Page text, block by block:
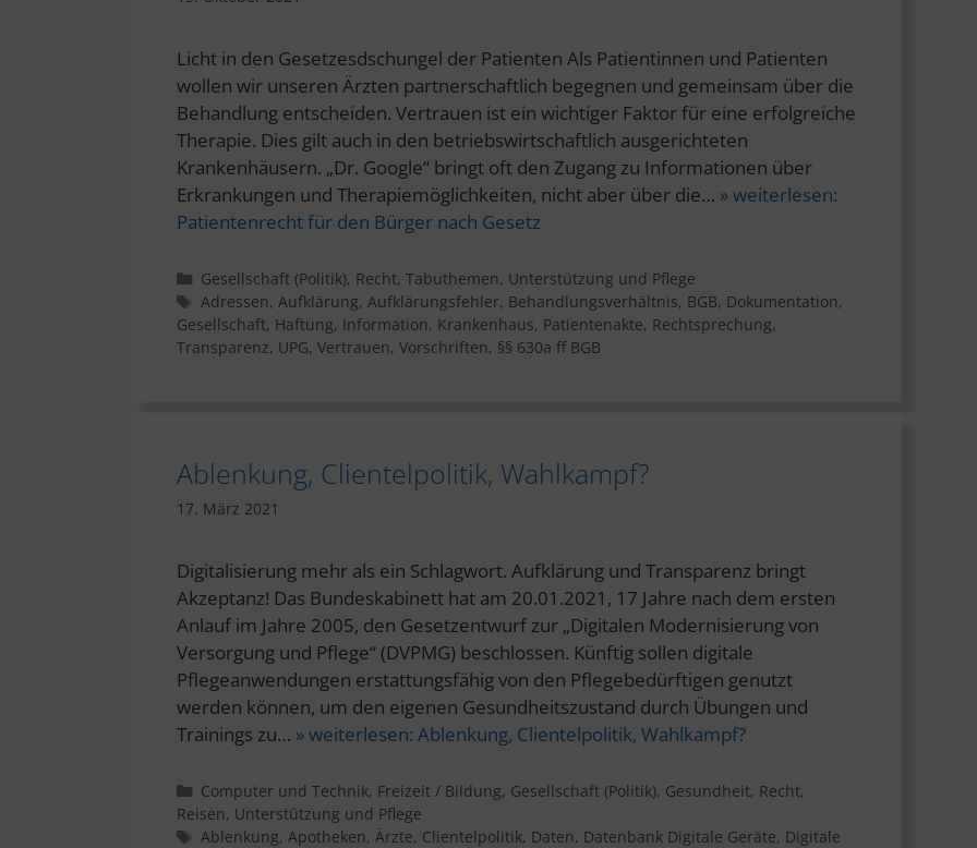
Licht in den Gesetzesdschungel der Patienten Als Patientinnen und Patienten
wollen wir unseren Ärzten partnerschaftlich begegnen und gemeinsam über die
Behandlung entscheiden. Vertrauen ist ein wichtiger Faktor für eine erfolgreiche
Therapie. Dies gilt auch in den betriebswirtschaftlich ausgerichteten
Krankenhäusern. „Dr. Google“ bringt oft den Zugang zu Informationen über
Erkrankungen und Therapiemöglichkeiten, nicht aber über die… » weiterlesen:
Patientenrecht für den Bürger nach Gesetz
Kategorien
Gesellschaft (Politik), Recht, Tabuthemen, Unterstützung und Pflege
Schlagwörter
Adressen, Aufklärung, Aufklärungsfehler, Behandlungsverhältnis, BGB, Dokumentation,
Gesellschaft, Haftung, Information, Krankenhaus, Patientenakte, Rechtsprechung,
Transparenz, UPG, Vertrauen, Vorschriften, §§ 630a ff BGB
Ablenkung, Clientelpolitik, Wahlkampf?
17. März 2021
Digitalisierung mehr als ein Schlagwort. Aufklärung und Transparenz bringt
Akzeptanz! Das Bundeskabinett hat am 20.01.2021, 17 Jahre nach dem ersten
Anlauf im Jahre 2005, den Gesetzentwurf zur „Digitalen Modernisierung von
Versorgung und Pflege“ (DVPMG) beschlossen. Künftig sollen digitale
Pflegeanwendungen erstattungsfähig von den Pflegebedürftigen genutzt
werden können, um den eigenen Gesundheitszustand durch Übungen und
Trainings zu… » weiterlesen: Ablenkung, Clientelpolitik, Wahlkampf?
Kategorien
Computer und Technik, Freizeit / Bildung, Gesellschaft (Politik), Gesundheit, Recht,
Reisen, Unterstützung und Pflege
Schlagwörter
Ablenkung, Apotheken, Ärzte, Clientelpolitik, Daten, Datenbank Digitale Geräte, Digitale